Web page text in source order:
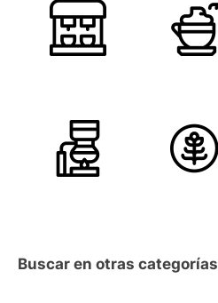
Buscar en otras categorías